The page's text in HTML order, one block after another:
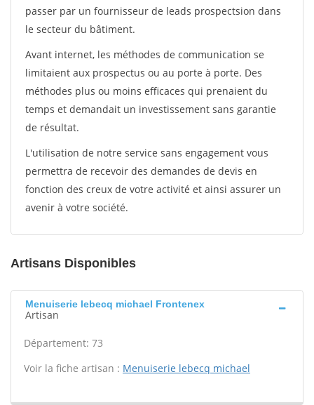
passer par un fournisseur de leads prospectsion dans
le secteur du bâtiment.
Avant internet, les méthodes de communication se
limitaient aux prospectus ou au porte à porte. Des
méthodes plus ou moins efficaces qui prenaient du
temps et demandait un investissement sans garantie
de résultat.
L'utilisation de notre service sans engagement vous
permettra de recevoir des demandes de devis en
fonction des creux de votre activité et ainsi assurer un
avenir à votre société.
Artisans Disponibles
Menuiserie lebecq michael Frontenex
Artisan
Département: 73
Voir la fiche artisan : Menuiserie lebecq michael